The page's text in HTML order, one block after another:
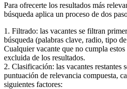
Para ofrecerte los resultados más
búsqueda aplica un proceso de dos
1. Filtrado: las vacantes se filtran
búsqueda (palabras clave, radio, tipo
Cualquier vacante que no cumpla
excluida de los resultados.
2. Clasificación: las vacantes restantes
puntuación de relevancia compuesta,
siguientes factores: